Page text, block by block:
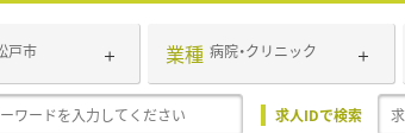
戸市 業種 病院・クリニック
求人IDで検索